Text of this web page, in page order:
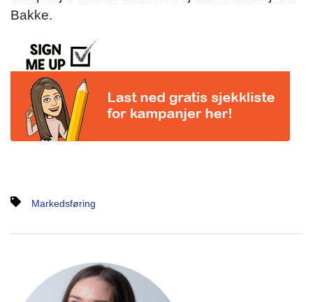
Bakke.
Markedsføring